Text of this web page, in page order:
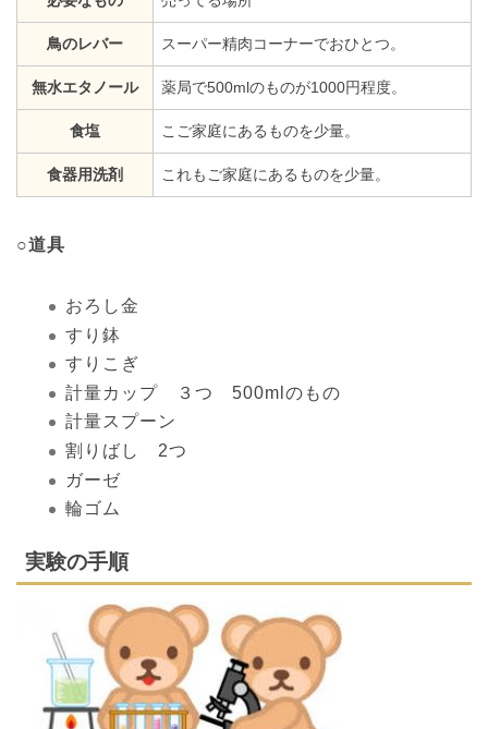
鳥のレバー スーパー精肉コーナーでおひとつ。
無水エタノール 薬局で500mlのものが1000円程度。
食塩 こご家庭にあるものを少量。
食器用洗剤 これもご家庭にあるものを少量。
○道具
おろし金
すり鉢
すりこぎ
計量カップ ３つ 500mlのもの
計量スプーン
割りばし 2つ
ガーゼ
輪ゴム
実験の手順